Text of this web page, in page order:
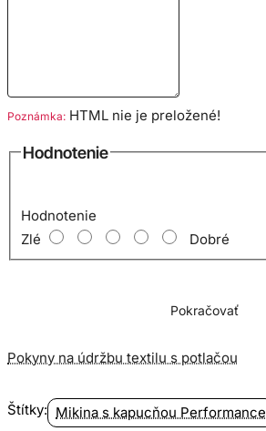
Poznámka: HTML nie je preložené!
Hodnotenie
Hodnotenie
Zlé
Dobré
Pokračovať
Pokyny na údržbu textilu s potlačou
Štítky: Mikina s kapucňou Performance